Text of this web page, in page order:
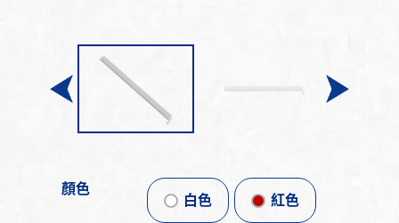
顏色
白色 紅色